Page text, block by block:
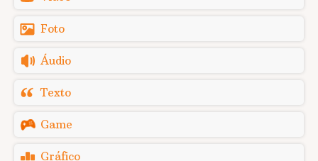
Foto
Áudio
Texto
Game
Gráfico